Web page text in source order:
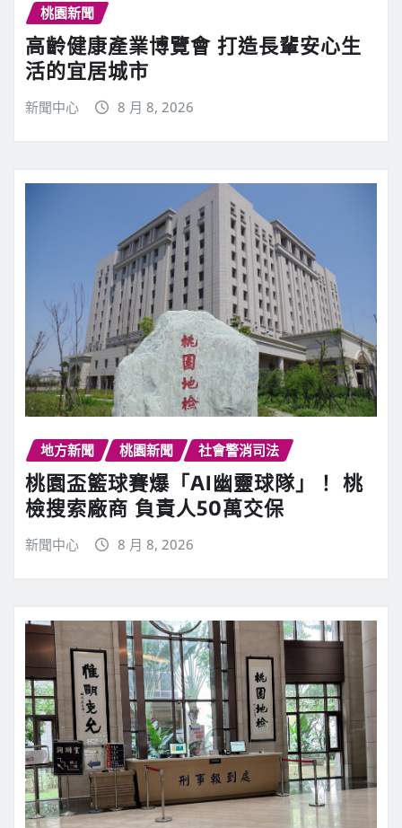
桃園新聞
高齡健康產業博覽會 打造長輩安心生
活的宜居城市
新聞中心 8 月 8, 2026
地方新聞 桃園新聞 社會警消司法
桃園盃籃球賽爆「AI幽靈球隊」！ 桃
檢搜索廠商 負責人50萬交保
新聞中心 8 月 8, 2026